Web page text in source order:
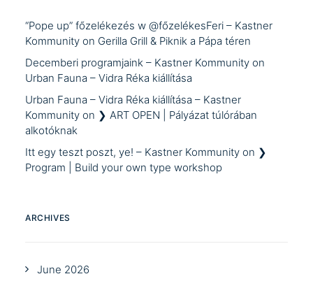
“Pope up” főzelékezés w @főzelékesFeri – Kastner
Kommunity on Gerilla Grill & Piknik a Pápa téren
Decemberi programjaink – Kastner Kommunity on
Urban Fauna – Vidra Réka kiállítása
Urban Fauna – Vidra Réka kiállítása – Kastner
Kommunity on ❯ ART OPEN | Pályázat túlórában
alkotóknak
Itt egy teszt poszt, ye! – Kastner Kommunity on ❯
Program | Build your own type workshop
ARCHIVES
June 2026